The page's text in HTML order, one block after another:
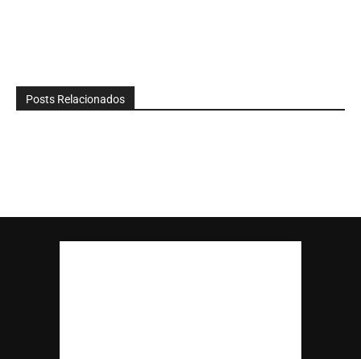
Posts Relacionados